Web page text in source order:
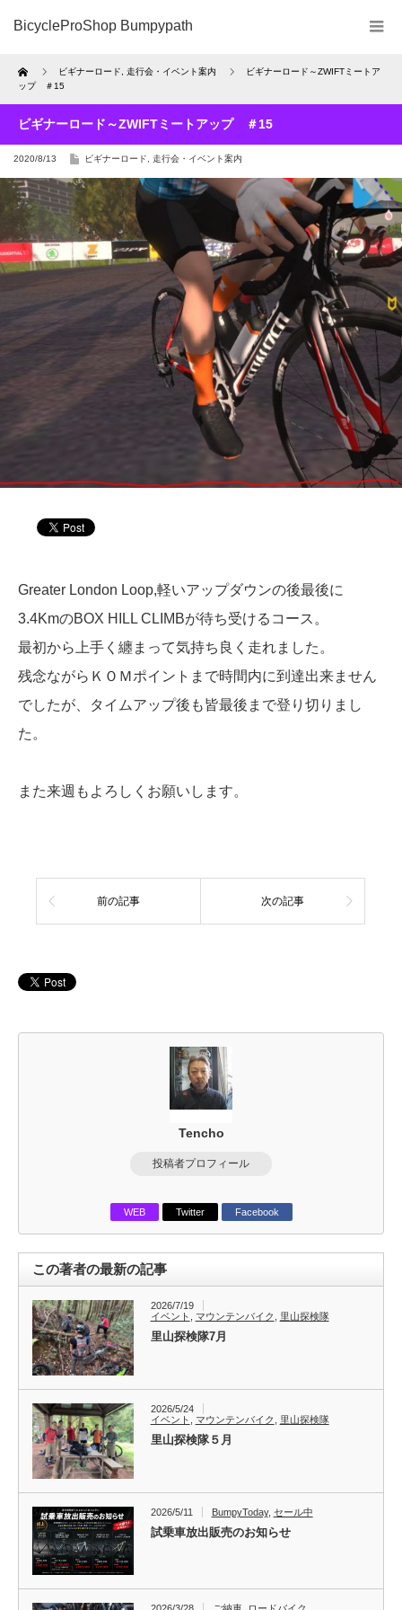
BicycleProShop Bumpypath
Home ビギナーロード 走行会・イベント案内
ビギナーロード～ZWIFTミートア
ップ ＃15
ビギナーロード～ZWIFTミートアップ ＃15
2020/8/13 ビギナーロード 走行会・イベント案内
Greater London Loop,軽いアップダウンの後最後に
3.4KmのBOX HILL CLIMBが待ち受けるコース。
最初から上手く纏まって気持ち良く走れました。
残念ながらＫＯＭポイントまで時間内に到達出来ません
でしたが、タイムアップ後も皆最後まで登り切りまし
た。
また来週もよろしくお願いします。
前の記事 次の記事
Tencho
投稿者プロフィール
WEB Twitter Facebook
この著者の最新の記事
2026/7/19
イベント
マウンテンバイク 里山探検隊
里山探検隊7月
2026/5/24
イベント
マウンテンバイク 里山探検隊
里山探検隊５月
2026/5/11 BumpyToday, セール中
試乗車放出販売のお知らせ
2026/3/28 ご納車 ロードバイク